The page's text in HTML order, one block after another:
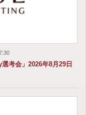
考会」2026年8月29日